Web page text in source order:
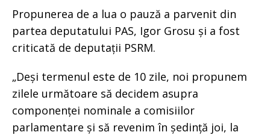
Propunerea de a lua o pauză a parvenit din
partea deputatului PAS, Igor Grosu și a fost
criticată de deputații PSRM.
„Deși termenul este de 10 zile, noi propunem
zilele următoare să decidem asupra
componenței nominale a comisiilor
parlamentare și să revenim în ședință joi, la